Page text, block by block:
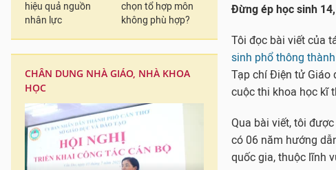
hiệu quả nguồn
nhân lực
chọn tổ hợp môn
không phù hợp?
CHÂN DUNG NHÀ GIÁO, NHÀ KHOA
HỌC
Đừng ép học sinh
Tôi đọc bài viết của
sinh phổ thông
Tạp chí Điện tử Giáo
cuộc thi khoa học kĩ
Qua bài viết, tôi
có 06 năm hướng
quốc gia, thuộc lĩnh